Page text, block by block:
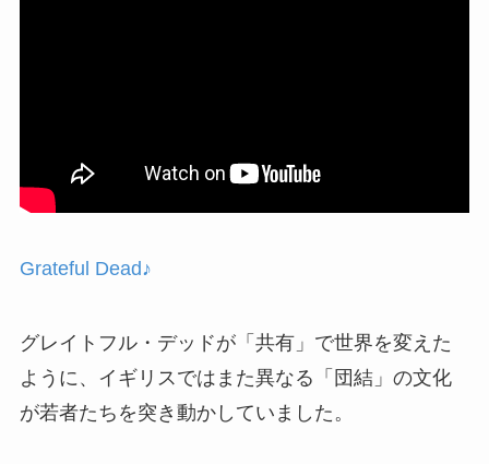
Grateful Dead♪
グレイトフル・デッドが「共有」で世界を変えた
ように、イギリスではまた異なる「団結」の文化
が若者たちを突き動かしていました。